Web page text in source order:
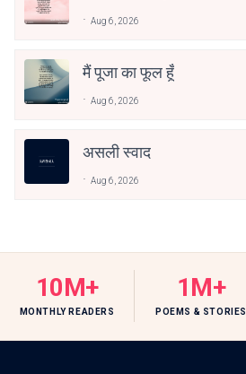
Aug 6, 2026
मैं पूजा का फूल हूँ
Aug 6, 2026
असली स्वाद
Aug 6, 2026
10M+
MONTHLY READERS
1M+
POEMS & STORIES